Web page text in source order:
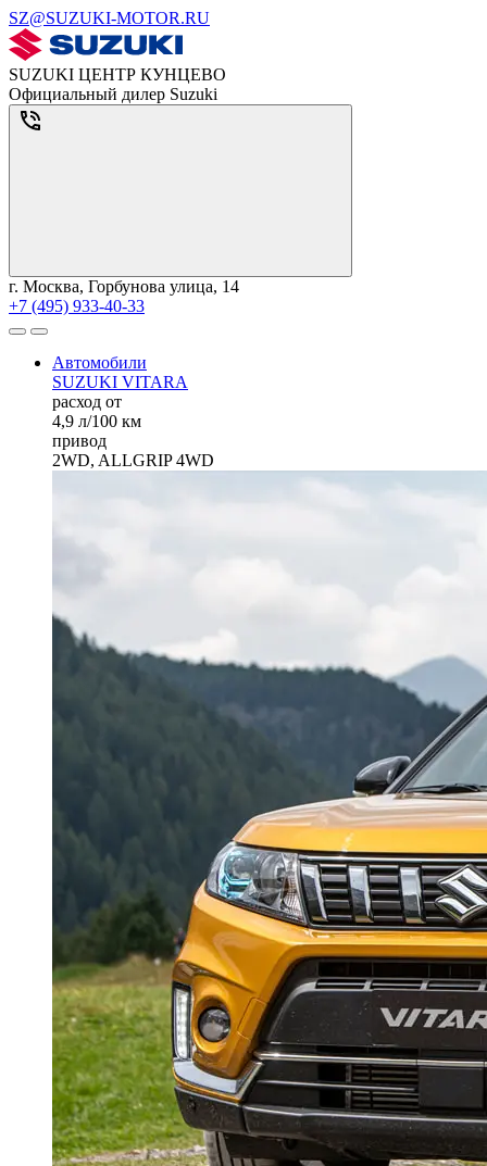
SZ@SUZUKI-MOTOR.RU
SUZUKI ЦЕНТР КУНЦЕВО
Официальный дилер Suzuki
г. Москва, Горбунова улица, 14
+7 (495) 933-40-33
Автомобили
SUZUKI VITARA
расход от
4,9 л/100 км
привод
2WD, ALLGRIP 4WD